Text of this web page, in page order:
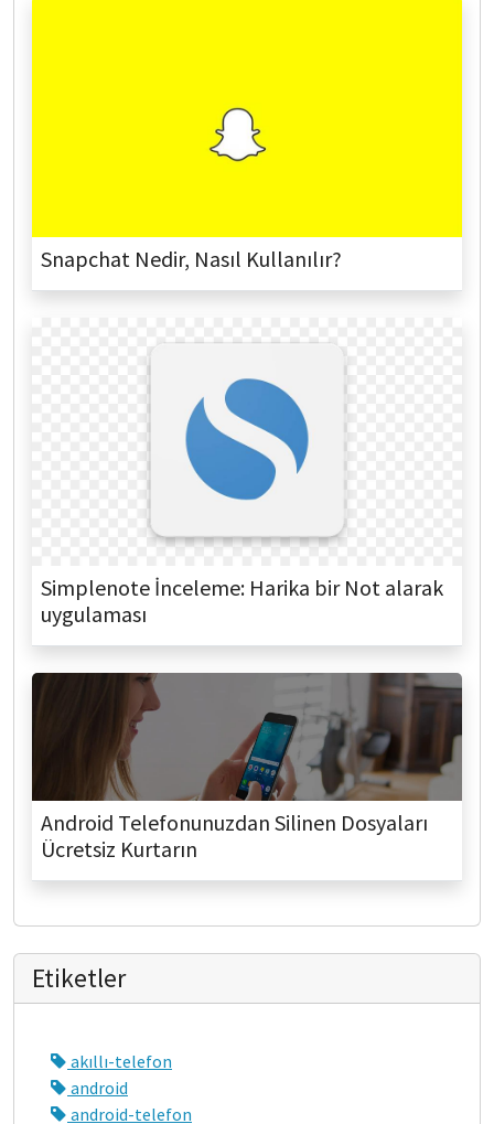
Snapchat Nedir, Nasıl Kullanılır?
Simplenote İnceleme: Harika bir Not alarak
uygulaması
Android Telefonunuzdan Silinen Dosyaları
Ücretsiz Kurtarın
Etiketler
akıllı-telefon
android
android-telefon